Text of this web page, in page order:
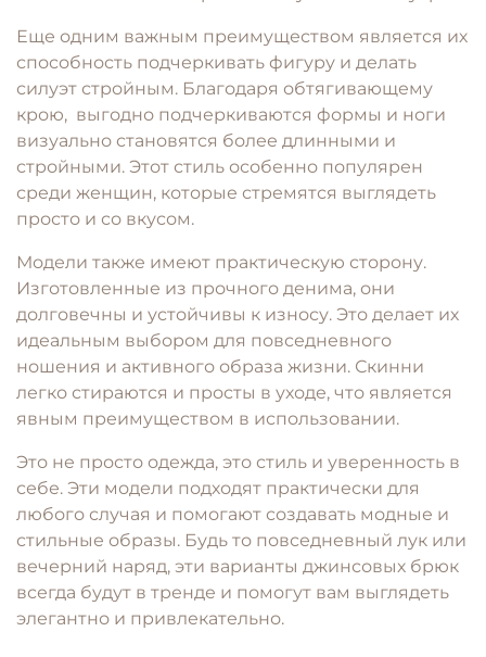
Еще одним важным преимуществом является их
способность подчеркивать фигуру и делать
силуэт стройным. Благодаря обтягивающему
крою, выгодно подчеркиваются формы и ноги
визуально становятся более длинными и
стройными. Этот стиль особенно популярен
среди женщин, которые стремятся выглядеть
просто и со вкусом.
Модели также имеют практическую сторону.
Изготовленные из прочного денима, они
долговечны и устойчивы к износу. Это делает их
идеальным выбором для повседневного
ношения и активного образа жизни. Скинни
легко стираются и просты в уходе, что является
явным преимуществом в использовании.
Это не просто одежда, это стиль и уверенность в
себе. Эти модели подходят практически для
любого случая и помогают создавать модные и
стильные образы. Будь то повседневный лук или
вечерний наряд, эти варианты джинсовых брюк
всегда будут в тренде и помогут вам выглядеть
элегантно и привлекательно.